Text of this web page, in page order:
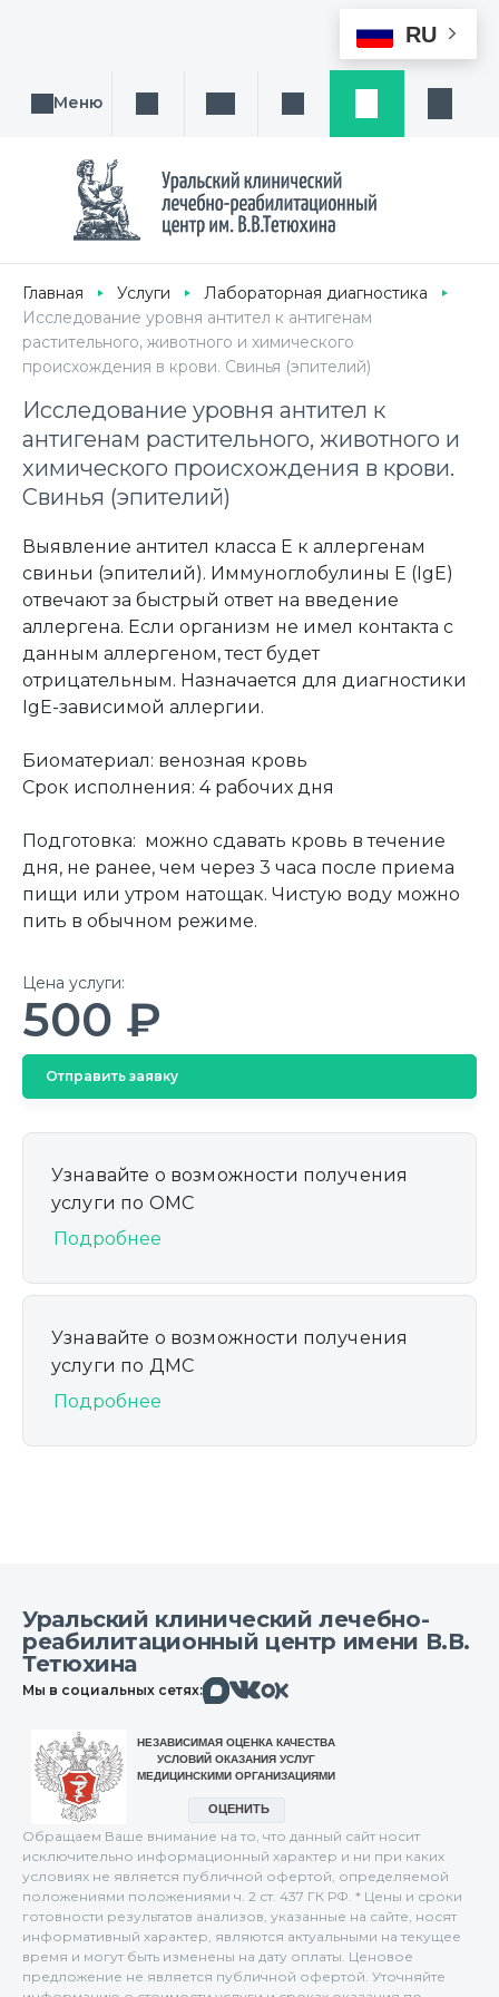
RU
Меню Поиск услуги, направления или врача
Написать намЗаказ звонка
Главная Услуги
Лабораторная диагностика
Исследование уровня антител к антигенам
растительного, животного и химического
происхождения в крови. Свинья (эпителий)
Исследование уровня антител к
антигенам растительного, животного и
химического происхождения в крови.
Свинья (эпителий)
Выявление антител класса Е к аллергенам
свиньи (эпителий). Иммуноглобулины Е (IgE)
отвечают за быстрый ответ на введение
аллергена. Если организм не имел контакта с
данным аллергеном, тест будет
отрицательным. Назначается для диагностики
IgE-зависимой аллергии.
Биоматериал: венозная кровь
Срок исполнения: 4 рабочих дня
Подготовка: можно сдавать кровь в течение
дня, не ранее, чем через 3 часа после приема
пищи или утром натощак. Чистую воду можно
пить в обычном режиме.
Цена услуги:
500 ₽
Отправить заявку
Узнавайте о возможности получения
услуги по ОМС
Подробнее
Узнавайте о возможности получения
услуги по ДМС
Подробнее
Уральский клинический лечебно-
реабилитационный центр имени В.В.
Тетюхина
Мы в социальных сетях:МаксВконтактеОдноклассники
Обращаем Ваше внимание на то, что данный сайт носит
исключительно информационный характер и ни при каких
условиях не является публичной офертой, определяемой
положениями положениями ч. 2 ст. 437 ГК РФ. * Цены и сроки
готовности результатов анализов, указанные на сайте, носят
информативный характер, являются актуальными на текущее
время и могут быть изменены на дату оплаты. Ценовое
предложение не является публичной офертой. Уточняйте